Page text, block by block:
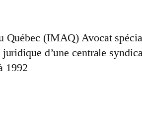
Québec (IMAQ) Avocat
d’une centrale
1992